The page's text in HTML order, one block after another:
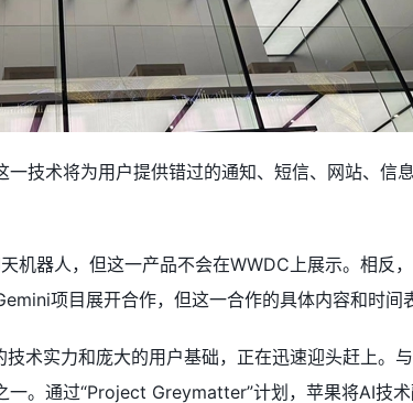
技术将为用户提供错过的通知、短信、网站、信
机器人，但这一产品不会在WWDC上展示。相反，
项目展开合作，但这一合作的具体内容和时间
术实力和庞大的用户基础，正在迅速迎头赶上。
。通过“Project Greymatter”计划，苹果将AI技